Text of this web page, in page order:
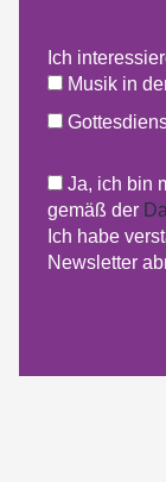
Ich
Musik in
Ja, ich bin
gemäß der
Ich habe
Newsletter